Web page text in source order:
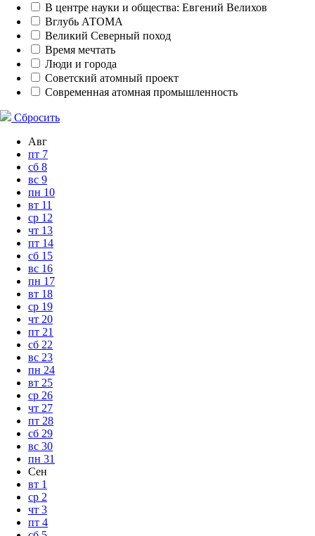
В центре науки и общества: Евгений Велихов
Вглубь АТОМА
Великий Северный поход
Время мечтать
Люди и города
Советский атомный проект
Современная атомная промышленность
Сбросить
Авг
пт 7
сб 8
вс 9
пн 10
вт 11
ср 12
чт 13
пт 14
сб 15
вс 16
пн 17
вт 18
ср 19
чт 20
пт 21
сб 22
вс 23
пн 24
вт 25
ср 26
чт 27
пт 28
сб 29
вс 30
пн 31
Сен
вт 1
ср 2
чт 3
пт 4